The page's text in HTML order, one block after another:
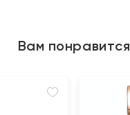
Вам понравится